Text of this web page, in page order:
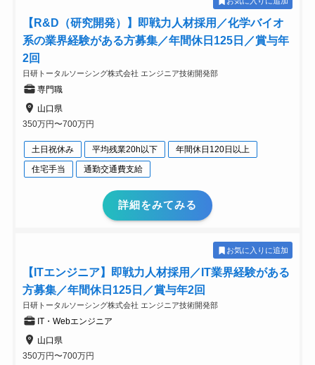
【R&D（研究開発）】即戦力人材採用／化学バイオ
系の業界経験がある方募集／年間休日125日／賞与年
2回
日研トータルソーシング株式会社 エンジニア技術開発部
専門職
山口県
350万円〜700万円
土日祝休み 平均残業20h以下
年間休日120日以上
住宅手当
通勤交通費支給
詳細をみてみる
お気に入りに追加
【ITエンジニア】即戦力人材採用／IT業界経験がある
方募集／年間休日125日／賞与年2回
日研トータルソーシング株式会社 エンジニア技術開発部
IT・Webエンジニア
山口県
350万円〜700万円